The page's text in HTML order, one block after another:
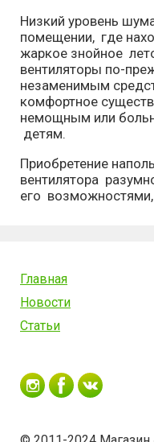
Низкий уровень
помещении, где
жаркое знойное
вентиляторы по-
незаменимым
комфортное
немощным или
детям.
Приобретение
вентилятора
его возможностями,
Главная
Новости
Статьи